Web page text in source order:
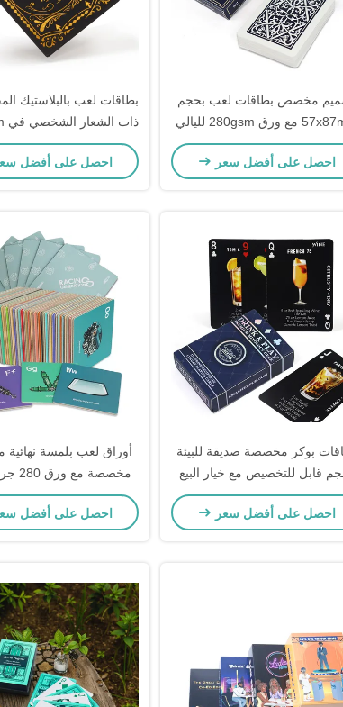
مخصص بطاقات لعب بحجم
57x87mm مع ورق 280gsm لليالي
البوكر واللعبة
احصل على أفضل سعر
بطاقات لعب بالبلاستيك
الحجم للزفاف
احصل على أفضل
بوكر مخصصة صديقة للبيئة
قابل للتخصيص مع خيار البيع
بالجملة للإعلانات والألعاب
احصل على أفضل سعر
أوراق لعب بلمسة نهائية
مخصصة
المربع وخيارات
احصل على أفضل